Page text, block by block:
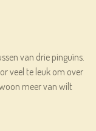
van drie pinguïns.
veel te leuk om over
meer van wilt